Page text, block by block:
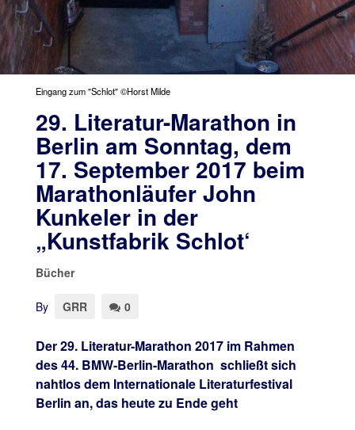
Eingang zum "Schlot" ©Horst Milde
29. Literatur-Marathon in
Berlin am Sonntag, dem
17. September 2017 beim
Marathonläufer John
Kunkeler in der
„Kunstfabrik Schlot‘
Bücher
By GRR 0
Der 29. Literatur-Marathon 2017 im Rahmen
des 44. BMW-Berlin-Marathon schließt sich
nahtlos dem Internationale Literaturfestival
Berlin an, das heute zu Ende geht